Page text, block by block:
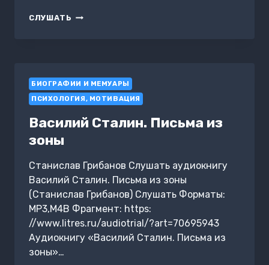
СЛУШАТЬ ЯКУДЗА:
БИОГРАФИИ И МЕМУАРЫ
ПСИХОЛОГИЯ, МОТИВАЦИЯ
Василий Сталин. Письма из
зоны
Станислав Грибанов Слушать аудиокнигу
Василий Сталин. Письма из зоны
(Станислав Грибанов) Слушать Форматы:
MP3,M4B Фрагмент: https:
//www.litres.ru/audiotrial/?art=70695943
Аудиокнигу «Василий Сталин. Письма из
зоны»…